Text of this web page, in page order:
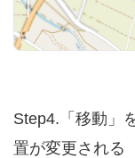
Step4.「移動」
置が変更される